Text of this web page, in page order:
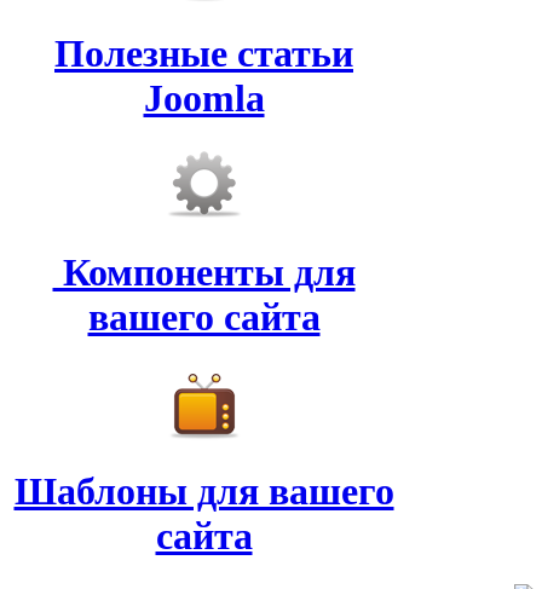
Полезные статьи
Joomla
Компоненты для
вашего сайта
Шаблоны для вашего
сайта